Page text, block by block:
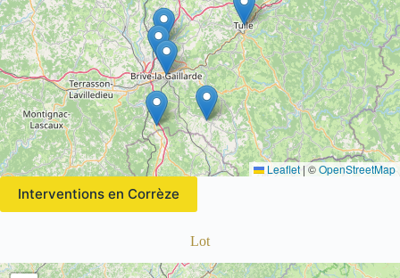
Leaflet | ©OpenStreetMap
Interventions en Corrèze
Lot